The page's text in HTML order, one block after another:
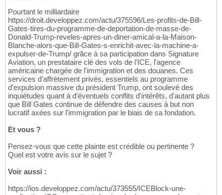
Pourtant le milliardaire
https://droit.developpez.com/actu/375596/Les-profits-de-Bill-
Gates-tires-du-programme-de-deportation-de-masse-de-
Donald-Trump-reveles-apres-un-diner-amical-a-la-Maison-
Blanche-alors-que-Bill-Gates-s-enrichit-avec-la-machine-a-
expulser-de-Trump/ grâce à sa participation dans Signature
Aviation, un prestataire clé des vols de l'ICE, l'agence
américaine chargée de l'immigration et des douanes. Ces
services d'affrètement privés, essentiels au programme
d'expulsion massive du président Trump, ont soulevé des
inquiétudes quant à d'éventuels conflits d'intérêts, d'autant plus
que Bill Gates continue de défendre des causes à but non
lucratif axées sur l'immigration par le biais de sa fondation.
Et vous ?
Pensez-vous que cette plainte est crédible ou pertinente ?
Quel est votre avis sur le sujet ?
Voir aussi :
https://ios.developpez.com/actu/373555/ICEBlock-une-